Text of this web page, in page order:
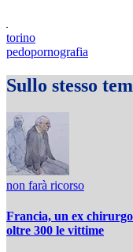
torino
pedopornografia
Sullo stesso
non farà ricorso
Francia, un ex
oltre 300 le vittime